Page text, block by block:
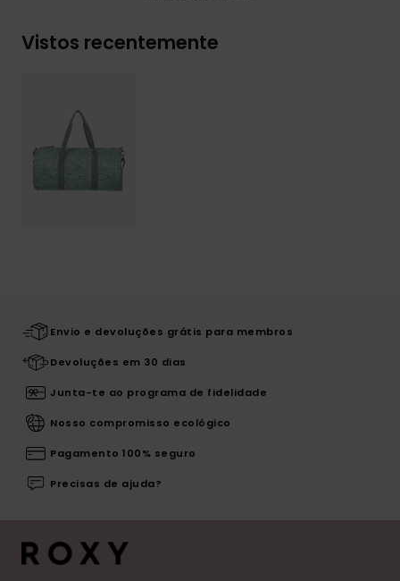
Vistos recentemente
Envio e devoluções grátis para membros
Devoluções em 30 dias
Junta-te ao programa de fidelidade
Nosso compromisso ecológico
Pagamento 100% seguro
Precisas de ajuda?